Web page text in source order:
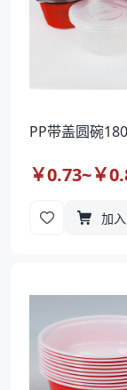
PP带盖圆碗
￥0.73~￥
加